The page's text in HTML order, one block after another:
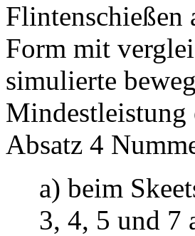
Flintenschießen
Form mit
simulierte
Mindestleistung
Absatz 4
a) beim
3, 4, 5 und 7